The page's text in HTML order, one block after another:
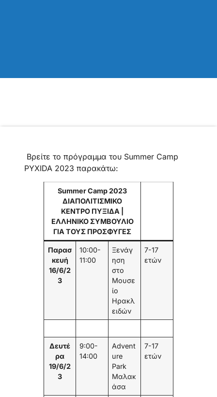
Βρείτε το πρόγραμμα του Summer Camp
PYXIDA 2023 παρακάτω:
Summer Camp 2023
ΔΙΑΠΟΛΙΤΙΣΜΙΚΟ
ΚΕΝΤΡΟ ΠΥΞΙΔΑ |
ΕΛΛΗΝΙΚΟ ΣΥΜΒΟΥΛΙΟ
ΓΙΑ ΤΟΥΣ ΠΡΟΣΦΥΓΕΣ
Παρασ
κευή
16/6/2
3
10:00-
11:00
Ξενάγ
ηση
στο
Μουσε
ίο
Ηρακλ
ειδών
7-17
ετών
Δευτέ
ρα
19/6/2
3
9:00-
14:00
Advent
ure
Park
Μαλακ
άσα
7-17
ετών